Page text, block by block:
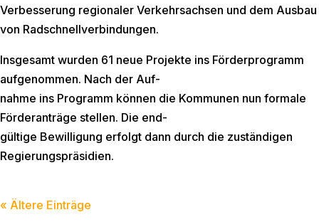
Verbesserung regionaler Verkehrsachsen und dem Ausbau
von Radschnellverbindungen.
Insgesamt wurden 61 neue Projekte ins Förderprogramm
aufgenommen. Nach der Auf-
nahme ins Programm können die Kommunen nun formale
Förderanträge stellen. Die end-
gültige Bewilligung erfolgt dann durch die zuständigen
Regierungspräsidien.
« Ältere Einträge